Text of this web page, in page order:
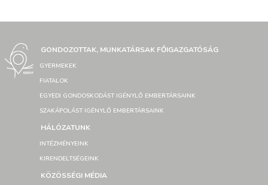
GONDOZOTTAK, MUNKATÁRSAK FŐIGAZGATÓSÁG
GYERMEKEK
FIATALOK
EGYEDI GONDOSKODÁST IGÉNYLŐ EMBERTÁRSAINK
SZAKÁPOLÁST IGÉNYLŐ EMBERTÁRSAINK
HÁLÓZATUNK
INTÉZMÉNYEINK
KIRENDELTSÉGEINK
KÖZÖSSÉGI MÉDIA